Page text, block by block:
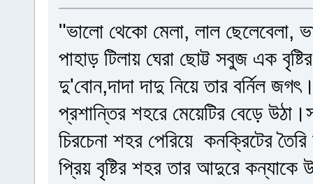
"ভালো থেকো মেলা, লাল ছেলেবেলা,
পাহাড় টিলায় ঘেরা ছোট্ট সবুজ এক
দু'বোন,দাদা দাদু নিয়ে তার বর্নিল
প্রশান্তির শহরে মেয়েটির বেড়ে
চিরচেনা শহর পেরিয়ে কনক্রিটের
প্রিয় বৃষ্টির শহর তার আদুরে কন্যাকে